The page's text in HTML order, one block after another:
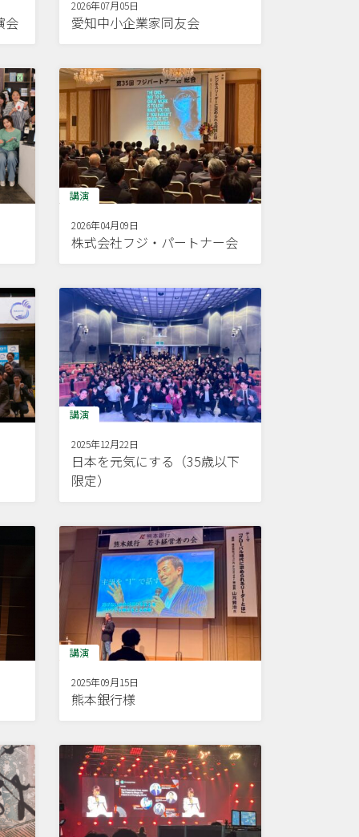
会
2026年07月05日
愛知中小企業家同友会
講演
2026年04月09日
株式会社フジ・パートナー会
講演
2025年12月22日
日本を元気にする（35歳以下
限定）
講演
2025年09月15日
熊本銀行様